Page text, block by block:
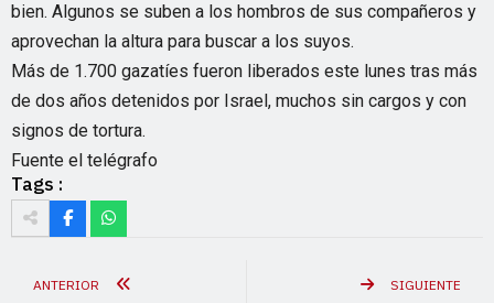
bien. Algunos se suben a los hombros de sus compañeros y
aprovechan la altura para buscar a los suyos.
Más de 1.700 gazatíes fueron liberados este lunes tras más
de dos años detenidos por Israel, muchos sin cargos y con
signos de tortura.
Fuente el telégrafo
Tags :
ANTERIOR SIGUIENTE